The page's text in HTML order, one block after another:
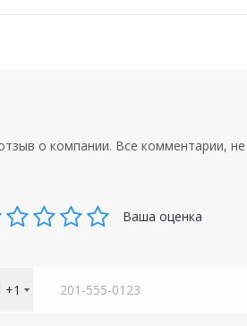
о компании. Все комментарии, не
Ваша оценка
+1